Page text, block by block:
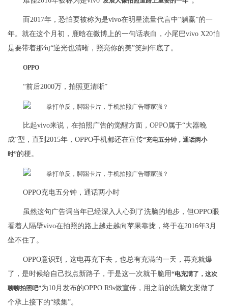
而2017年，恐怕要被称为是vivo在明星流量代言中“躺赢”的一
年。就在这个月初，鹿晗在微博上的一句话表白，小尾巴vivo X20怕
是要带着那句“逆光也清晰，照亮你的美”笑到年底了。
OPPO
“前后2000万，拍照更清晰”
比起vivo来说，在拍照广告的觉醒方面，OPPO属于“大器晚
成”型，直到2015年，OPPO手机都还在宣传“充电五分钟，通话两小
时”的梗。
OPPO充电五分钟，通话两小时
虽然这句广告词当年已经深入人心到了洗脑的地步，但OPPO眼
看着人隔壁vivo在拍照的路上越走越向苹果靠拢，终于在2016年3月
坐不住了。
OPPO意识到，这电再充下去，也总有充满的一天，再充就爆
了，是时候给自己找点新路子，于是这一次就干脆用“电充满了，这次
聊聊拍照吧”为10月发布的OPPO R9s做宣传，用之前的洗脑文案做了
个承上接下的“续集”。